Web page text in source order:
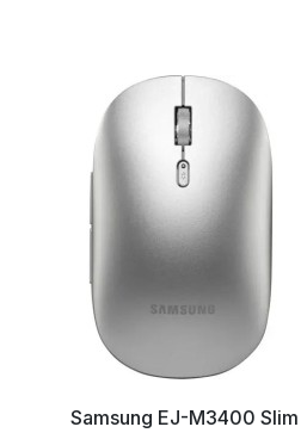
Samsung EJ-M3400 Slim